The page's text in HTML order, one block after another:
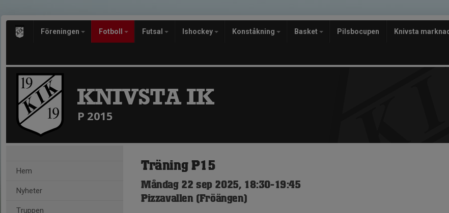
Föreningen Fotboll Futsal Ishockey Konståkning Basket Pilsbocupen Knivsta marknad
KNIVSTA IK
P 2015
Hem
Nyheter
Truppen
Träning P15
Måndag 22 sep 2025, 18:30-19:45
Pizzavallen (Fröängen)